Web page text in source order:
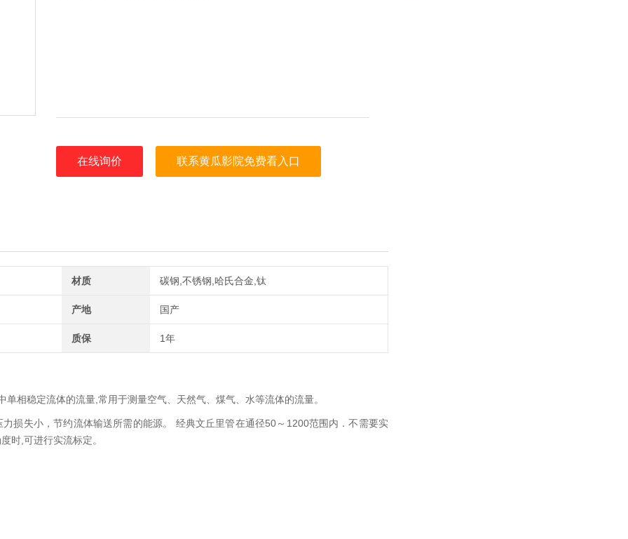
在线询价 联系黄瓜影院免费看入口
材质 碳钢,不锈钢,哈氏合金,钛
产地 国产
质保 1年
相稳定流体的流量,常用于测量空气、天然气、煤气、水等流体的流量。
损失小，节约流体输送所需的能源。 经典文丘里管在通径50～1200范围内．不需要实
时,可进行实流标定。